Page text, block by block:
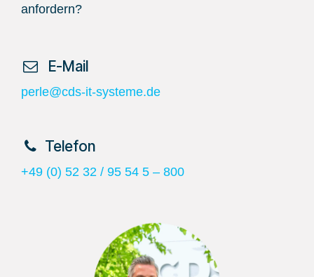
anfordern?
​ E-Mail
perle@cds-it-systeme.de
​Telefon
+49 (0) 52 32 / 95 54 5 – 800